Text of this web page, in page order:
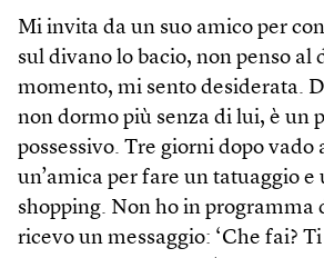
Mi invita da un suo amico per
sul divano lo bacio, non penso al
momento, mi sento desiderata.
non dormo più senza di lui, è un
possessivo. Tre giorni dopo vado
un’amica per fare un tatuaggio e
shopping. Non ho in programma
ricevo un messaggio: ‘Che fai?